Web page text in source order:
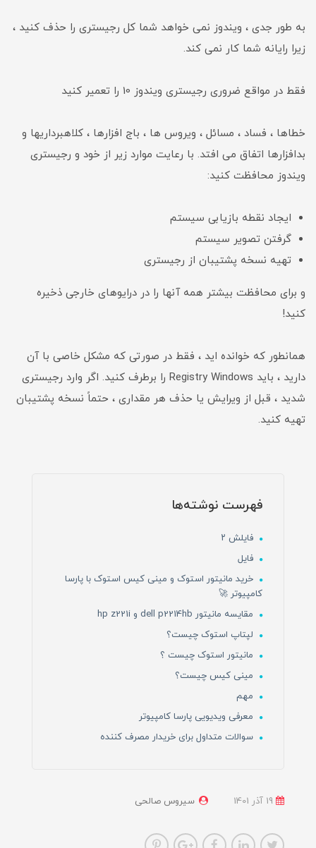
به طور جدی ، ویندوز نمی خواهد شما کل رجیستری را حذف کنید ،
زیرا رایانه شما کار نمی کند.
فقط در مواقع ضروری رجیستری ویندوز 10 را تعمیر کنید
خطاها ، فساد ، مسائل ، ویروس ها ، باج افزارها ، کلاهبرداریها و
بدافزارها اتفاق می افتد. با رعایت موارد زیر از خود و رجیستری
ویندوز محافظت کنید:
ایجاد نقطه بازیابی سیستم
گرفتن تصویر سیستم
تهیه نسخه پشتیبان از رجیستری
و برای محافظت بیشتر همه آنها را در درایوهای خارجی ذخیره
کنید!
همانطور که خوانده اید ، فقط در صورتی که مشکل خاصی با آن
دارید ، باید Registry Windows را برطرف کنید. اگر وارد رجیستری
شدید ، قبل از ویرایش یا حذف هر مقداری ، حتماً نسخه پشتیبان
تهیه کنید.
فهرست نوشته‌ها
فایلش ۲
فایل
خرید مانیتور استوک و مینی کیس استوک با پارسا
کامپیوتر 🚀
مقایسه مانیتور dell p2214hb و hp z221i
لپتاپ استوک چیست؟
مانیتور استوک چیست ؟
مینی کیس چیست؟
مهم
معرفی ویدیویی پارسا کامپیوتر
سوالات متداول برای خریدار مصرف کننده
سیروس صالحی